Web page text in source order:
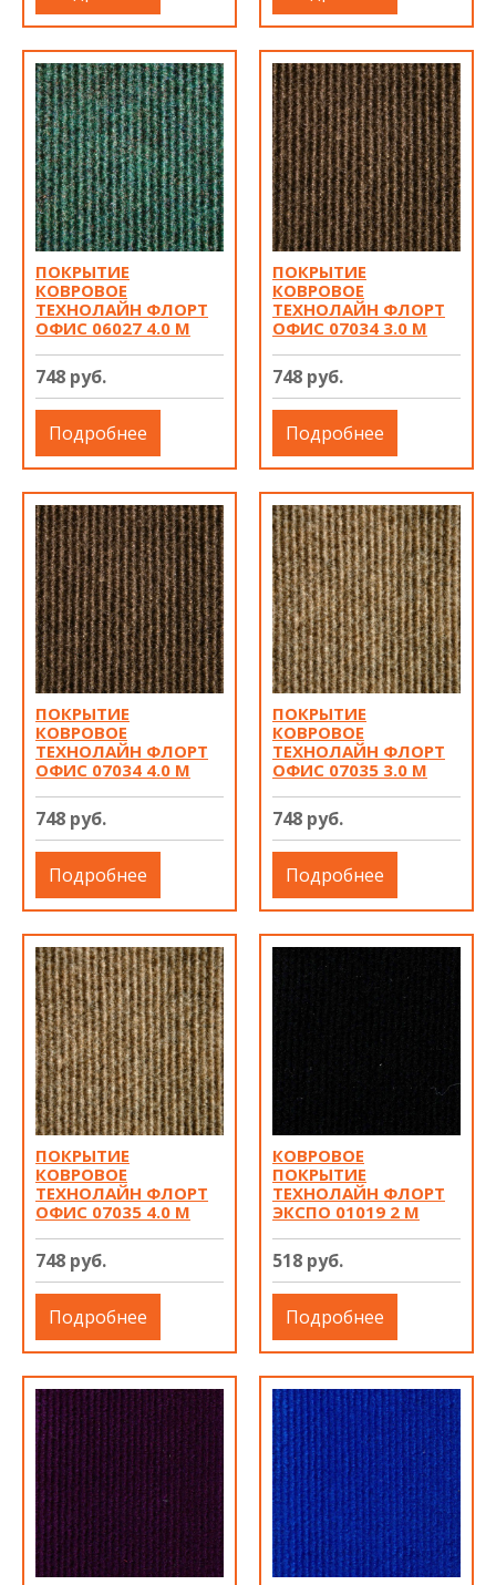
ПОКРЫТИЕ
КОВРОВОЕ
ТЕХНОЛАЙН ФЛОРТ
ОФИС 06027 4.0 М
748 руб.
Подробнее
ПОКРЫТИЕ
КОВРОВОЕ
ТЕХНОЛАЙН ФЛОРТ
ОФИС 07034 3.0 М
748 руб.
Подробнее
ПОКРЫТИЕ
КОВРОВОЕ
ТЕХНОЛАЙН ФЛОРТ
ОФИС 07034 4.0 М
748 руб.
Подробнее
ПОКРЫТИЕ
КОВРОВОЕ
ТЕХНОЛАЙН ФЛОРТ
ОФИС 07035 3.0 М
748 руб.
Подробнее
ПОКРЫТИЕ
КОВРОВОЕ
ТЕХНОЛАЙН ФЛОРТ
ОФИС 07035 4.0 М
748 руб.
Подробнее
КОВРОВОЕ
ПОКРЫТИЕ
ТЕХНОЛАЙН ФЛОРТ
ЭКСПО 01019 2 М
518 руб.
Подробнее